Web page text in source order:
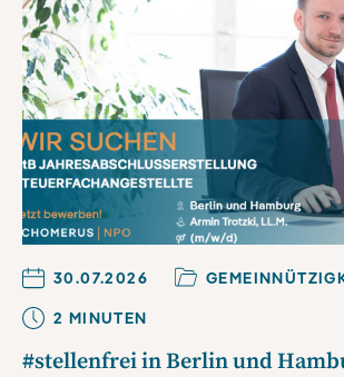
30.07.2026
2 MINUTEN
#stellenfrei in Berlin und